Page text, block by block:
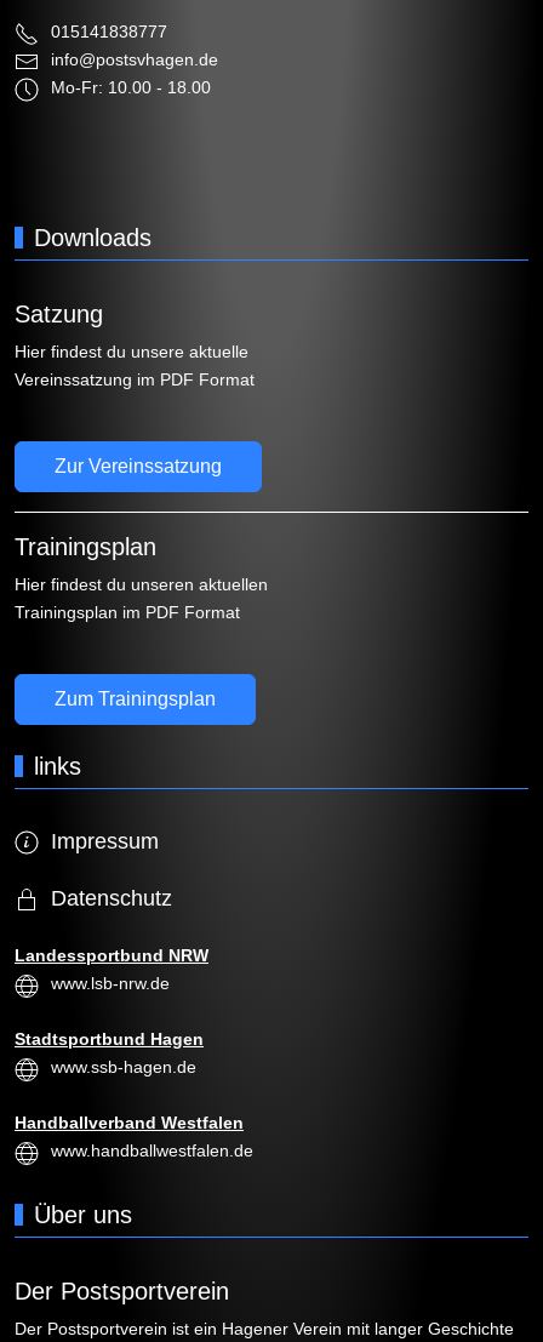
015141838777
info@postsvhagen.de
Mo-Fr: 10.00 - 18.00
Downloads
Satzung
Hier findest du unsere aktuelle
Vereinssatzung im PDF Format
Zur Vereinssatzung
Trainingsplan
Hier findest du unseren aktuellen
Trainingsplan im PDF Format
Zum Trainingsplan
links
Impressum
Datenschutz
Landessportbund NRW
www.lsb-nrw.de
Stadtsportbund Hagen
www.ssb-hagen.de
Handballverband Westfalen
www.handballwestfalen.de
Über uns
Der Postsportverein
Der Postsportverein ist ein Hagener Verein mit langer Geschichte